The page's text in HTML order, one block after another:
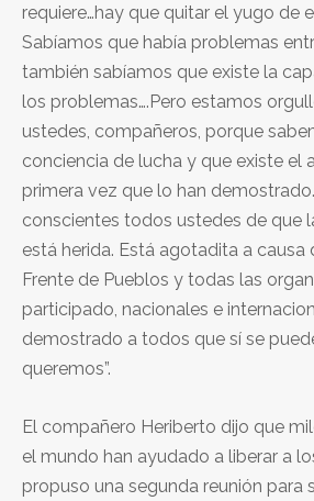
requiere…hay que quitar el yugo de
Sabíamos que había problemas
también sabíamos que existe la
los problemas….Pero estamos
ustedes, compañeros, porque
conciencia de lucha y que existe el
primera vez que lo han
conscientes todos ustedes de que
está herida. Está agotadita a causa
Frente de Pueblos y todas las
participado, nacionales e
demostrado a todos que sí se
queremos”.
El compañero Heriberto dijo que
el mundo han ayudado a liberar a
propuso una segunda reunión para